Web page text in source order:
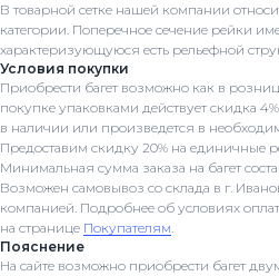
В товарной сетке нашей компании
категории. Поперечное сечение рейки
характеризующуюся есть рельефной
Условия покупки
Приобрести багет возможно как в
покупке упаковками действует скидка
в наличии или произведется в
Предоставим скидку 20% на единичные
Минимальная сумма заказа на багет
Возможен самовывоз со склада в г.
компанией. Подробнее об условиях
на странице Покупателям.
Пояснение
На сайте возможно приобрести багет